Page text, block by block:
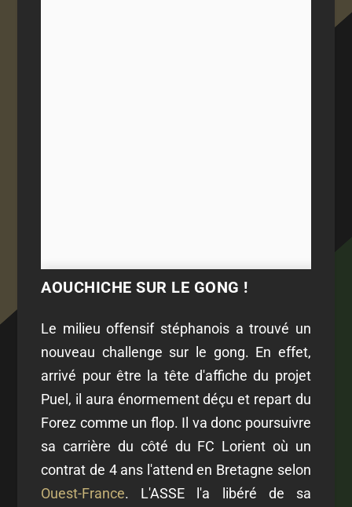
AOUCHICHE SUR LE GONG !
Le milieu offensif stéphanois a trouvé un
nouveau challenge sur le gong. En effet,
arrivé pour être la tête d'affiche du projet
Puel, il aura énormement déçu et repart du
Forez comme un flop. Il va donc poursuivre
sa carrière du côté du FC Lorient où un
contrat de 4 ans l'attend en Bretagne selon
Ouest-France. L'ASSE l'a libéré de sa